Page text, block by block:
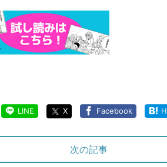
LINE X Facebook
次の記事